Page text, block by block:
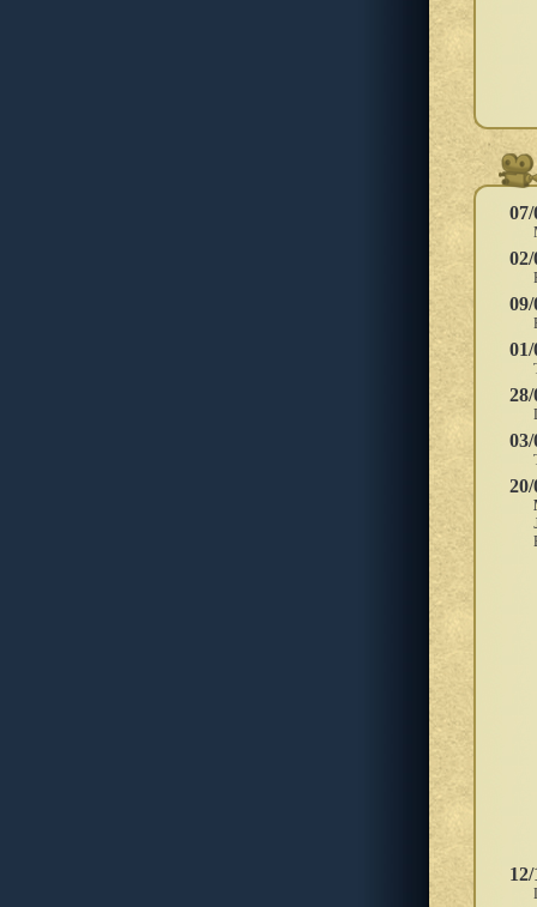
07/
02/
09/
01/
28/
03/
20/